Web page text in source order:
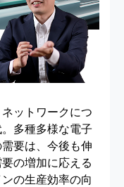
ットワークにつ
多種多様な電子
要は、今後も伸
の増加に応える
の生産効率の向